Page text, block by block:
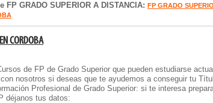
FP GRADO SUPERIOR A DISTANCIA: FP GRADO
CORDOBA
de FP de Grado Superior que pueden estudiarse
nosotros si deseas que te ayudemos a conseguir tu
Profesional de Grado Superior: si te interesa
déjanos tus datos: